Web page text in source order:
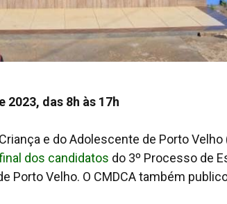
2023, das 8h às 17h
e do Adolescente de Porto Velho
dos candidatos do 3º Processo de
Porto Velho. O CMDCA também